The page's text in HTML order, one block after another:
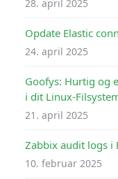
28. april 2025
Opdate Elastic
24. april 2025
Goofys: Hurtig og
i dit Linux-
21. april 2025
Zabbix audit logs i
10. februar 2025